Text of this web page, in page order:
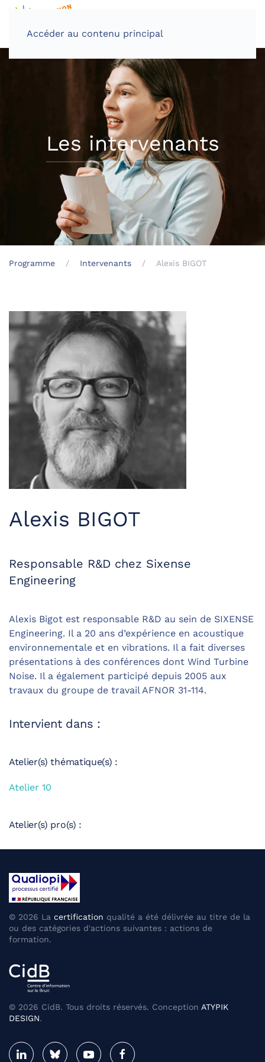
Accéder au contenu principal
Les intervenants
Programme Intervenants Alexis BIGOT
Alexis BIGOT
Responsable R&D chez Sixense
Engineering
Alexis Bigot est responsable R&D au sein de SIXENSE
Engineering. Il a 20 ans d’expérience en acoustique
environnementale et en vibrations. Il a fait diverses
présentations à des conférences dont Wind Turbine
Noise. Il a également participé depuis 2005 aux
travaux du groupe de travail AFNOR 31-114.
Intervient dans :
Atelier(s) thématique(s) :
Atelier 10
Atelier(s) pro(s) :
© 2026 La certification qualité a été délivrée au titre de la
ou des catégories d'actions suivantes : actions de
formation.
© 2026 CidB. Tous droits réservés. Conception ATYPIK
DESIGN.